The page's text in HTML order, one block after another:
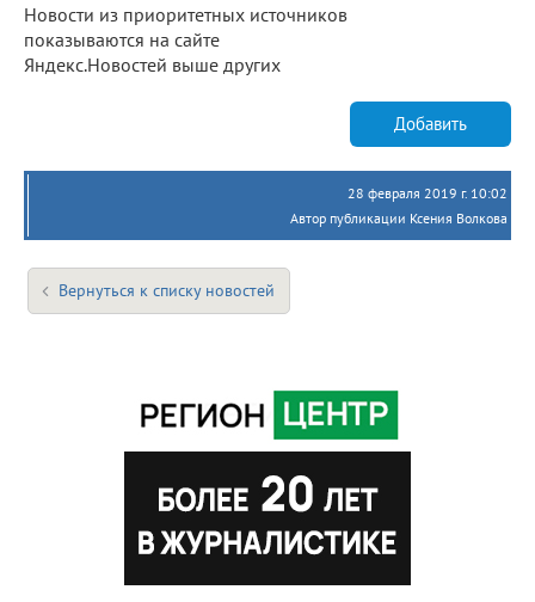
Новости из приоритетных источников
показываются на сайте
Яндекс.Новостей выше других
Добавить
28 февраля 2019 г. 10:02
Автор публикации Ксения Волкова
Вернуться к списку новостей